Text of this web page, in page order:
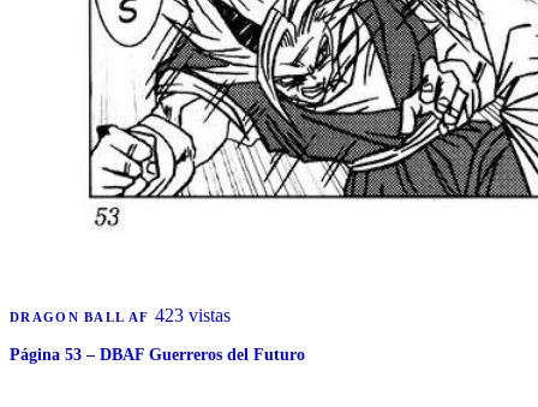
DRAGON BALL AF 423 vistas
Página 53 – DBAF Guerreros del Futuro